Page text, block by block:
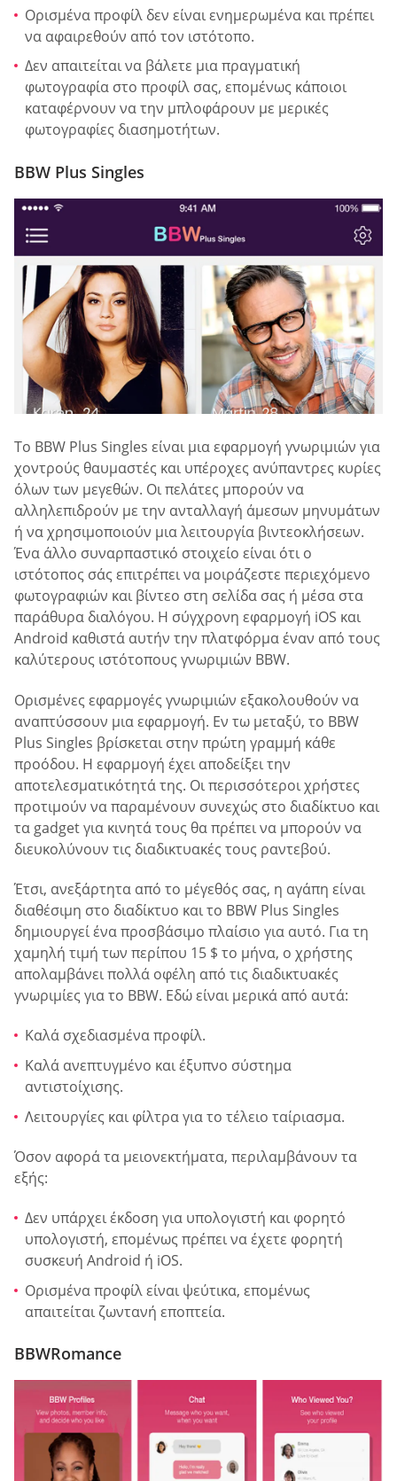
Ορισμένα προφίλ δεν είναι ενημερωμένα και πρέπει
να αφαιρεθούν από τον ιστότοπο.
Δεν απαιτείται να βάλετε μια πραγματική
φωτογραφία στο προφίλ σας, επομένως κάποιοι
καταφέρνουν να την μπλοφάρουν με μερικές
φωτογραφίες διασημοτήτων.
BBW Plus Singles
Το BBW Plus Singles είναι μια εφαρμογή γνωριμιών για
χοντρούς θαυμαστές και υπέροχες ανύπαντρες κυρίες
όλων των μεγεθών. Οι πελάτες μπορούν να
αλληλεπιδρούν με την ανταλλαγή άμεσων μηνυμάτων
ή να χρησιμοποιούν μια λειτουργία βιντεοκλήσεων.
Ένα άλλο συναρπαστικό στοιχείο είναι ότι ο
ιστότοπος σάς επιτρέπει να μοιράζεστε περιεχόμενο
φωτογραφιών και βίντεο στη σελίδα σας ή μέσα στα
παράθυρα διαλόγου. Η σύγχρονη εφαρμογή iOS και
Android καθιστά αυτήν την πλατφόρμα έναν από τους
καλύτερους ιστότοπους γνωριμιών BBW.
Ορισμένες εφαρμογές γνωριμιών εξακολουθούν να
αναπτύσσουν μια εφαρμογή. Εν τω μεταξύ, το BBW
Plus Singles βρίσκεται στην πρώτη γραμμή κάθε
προόδου. Η εφαρμογή έχει αποδείξει την
αποτελεσματικότητά της. Οι περισσότεροι χρήστες
προτιμούν να παραμένουν συνεχώς στο διαδίκτυο και
τα gadget για κινητά τους θα πρέπει να μπορούν να
διευκολύνουν τις διαδικτυακές τους ραντεβού.
Έτσι, ανεξάρτητα από το μέγεθός σας, η αγάπη είναι
διαθέσιμη στο διαδίκτυο και το BBW Plus Singles
δημιουργεί ένα προσβάσιμο πλαίσιο για αυτό. Για τη
χαμηλή τιμή των περίπου 15 $ το μήνα, ο χρήστης
απολαμβάνει πολλά οφέλη από τις διαδικτυακές
γνωριμίες για το BBW. Εδώ είναι μερικά από αυτά:
Καλά σχεδιασμένα προφίλ.
Καλά ανεπτυγμένο και έξυπνο σύστημα
αντιστοίχισης.
Λειτουργίες και φίλτρα για το τέλειο ταίριασμα.
Όσον αφορά τα μειονεκτήματα, περιλαμβάνουν τα
εξής:
Δεν υπάρχει έκδοση για υπολογιστή και φορητό
υπολογιστή, επομένως πρέπει να έχετε φορητή
συσκευή Android ή iOS.
Ορισμένα προφίλ είναι ψεύτικα, επομένως
απαιτείται ζωντανή εποπτεία.
BBWRomance